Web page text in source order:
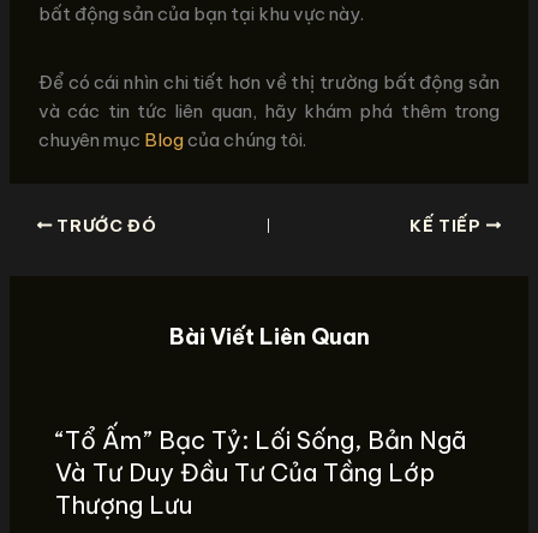
bất động sản của bạn tại khu vực này.
Để có cái nhìn chi tiết hơn về thị trường bất động sản
và các tin tức liên quan, hãy khám phá thêm trong
chuyên mục Blogcủa chúng tôi.
TRƯỚC ĐÓ KẾ TIẾP
Bài Viết Liên Quan
“Tổ Ấm” Bạc Tỷ: Lối Sống, Bản Ngã
Và Tư Duy Đầu Tư Của Tầng Lớp
Thượng Lưu